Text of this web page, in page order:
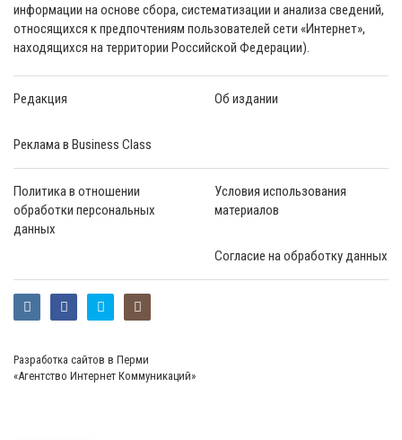
информации на основе сбора, систематизации и анализа сведений,
относящихся к предпочтениям пользователей сети «Интернет»,
находящихся на территории Российской Федерации).
Редакция Об издании
Реклама в Business Class
Политика в отношении
обработки персональных
данных
Условия использования
материалов
Согласие на обработку данных
Разработка сайтов в Перми
«Агентство Интернет Коммуникаций»